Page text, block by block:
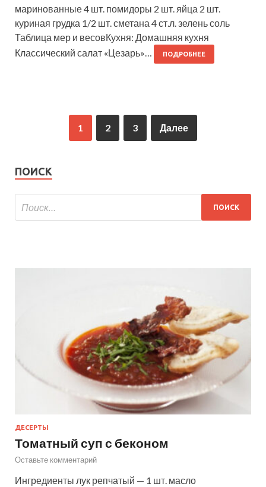
маринованные 4 шт. помидоры 2 шт. яйца 2 шт.
куриная грудка 1/2 шт. сметана 4 ст.л. зелень соль
Таблица мер и весовКухня: Домашняя кухня
Классический салат «Цезарь»…
ПОДРОБНЕЕ
1 2 3 Далее
ПОИСК
ДЕСЕРТЫ
Томатный суп с беконом
Оставьте комментарий
Ингредиенты лук репчатый — 1 шт. масло